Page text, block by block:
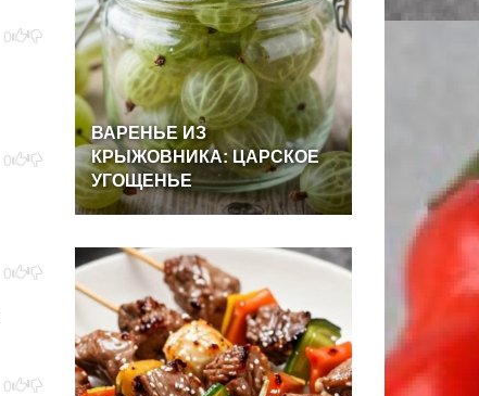
0
0
0
0
ВАРЕНЬЕИЗ
КРЫЖОВНИКА:ЦАРСКОЕ
УГОЩЕНЬЕ